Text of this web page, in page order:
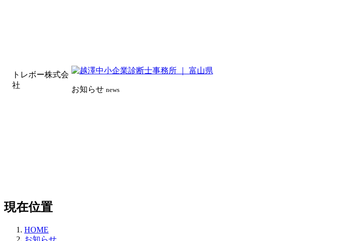
トレボー株式会
社
お知らせ news
現在位置
HOME
お知らせ